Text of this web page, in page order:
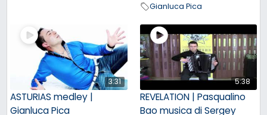
Gianluca Pica
3:31
ASTURIAS medley |
Gianluca Pica
5:38
REVELATION | Pasqualino
Bao musica di Sergey